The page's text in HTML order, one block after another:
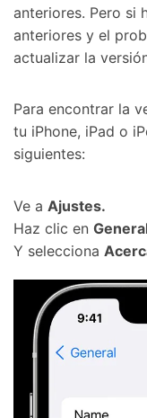
anteriores.󠀲󠀩󠀠󠀥󠀦󠀩󠀧󠀡󠀳󠀰 Pero si
anteriores y el
actualizar la
󠀰Para encontrar la
tu iPhone, iPad o
siguientes:󠀲󠀩󠀠󠀥󠀦󠀩󠀧󠀣󠀳
Ve a Ajustes󠀲󠀩󠀠󠀥󠀦󠀩󠀧󠀤󠀳.
󠀰Haz clic en
󠀰Y selecciona